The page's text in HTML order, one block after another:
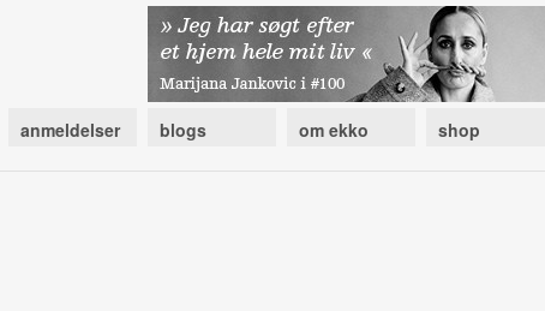
anmeldelser blogs om ekko shop